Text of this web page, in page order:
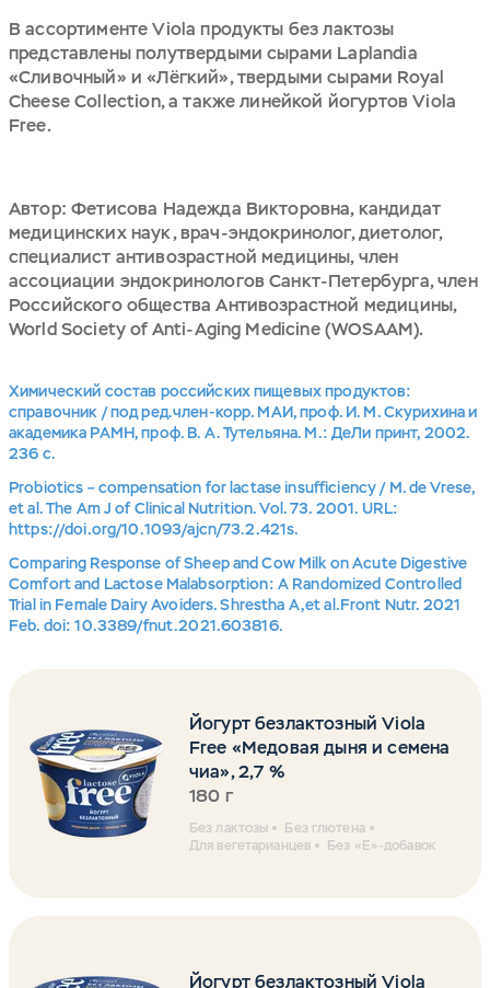
В ассортименте Viola продукты без лактозы
представлены полутвердыми сырами Laplandia
«Сливочный» и «Лёгкий», твердыми сырами Royal
Cheese Collection, а также линейкой йогуртов Viola
Free.
Автор: Фетисова Надежда Викторовна, кандидат
медицинских наук, врач-эндокринолог, диетолог,
специалист антивозрастной медицины, член
ассоциации эндокринологов Санкт-Петербурга, член
Российского общества Антивозрастной медицины,
World Society of Anti-Aging Medicine (WOSAAM).
Химический состав российских пищевых продуктов:
справочник / под ред.член-корр. МАИ, проф. И. М. Скурихина и
академика РАМН, проф. В. А. Тутельяна. М.: ДеЛи принт, 2002.
236 с.
Probiotics – compensation for lactase insufficiency / M. de Vrese,
et al. The Am J of Clinical Nutrition. Vol. 73. 2001. URL:
https://doi.org/10.1093/ajcn/73.2.421s.
Comparing Response of Sheep and Cow Milk on Acute Digestive
Comfort and Lactose Malabsorption: A Randomized Controlled
Trial in Female Dairy Avoiders. Shrestha A,et al.Front Nutr. 2021
Feb. doi: 10.3389/fnut.2021.603816.
Йогурт безлактозный Viola
Free «Медовая дыня и семена
чиа», 2,7 %
180 г
Без лактозы
Без глютена
Для вегетарианцев
Без «Е»-добавок
Йогурт безлактозный Viola